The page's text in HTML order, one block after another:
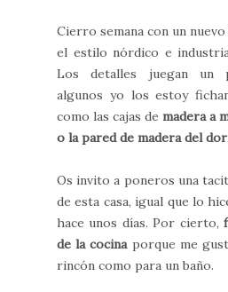
Cierro semana con un
el estilo nórdico e
Los detalles juegan un
algunos yo los estoy
como las cajas de madera a
o la pared de madera del
Os invito a poneros una
de esta casa, igual que lo
hace unos días. Por cierto,
de la cocinaporque me
rincón como para un baño.